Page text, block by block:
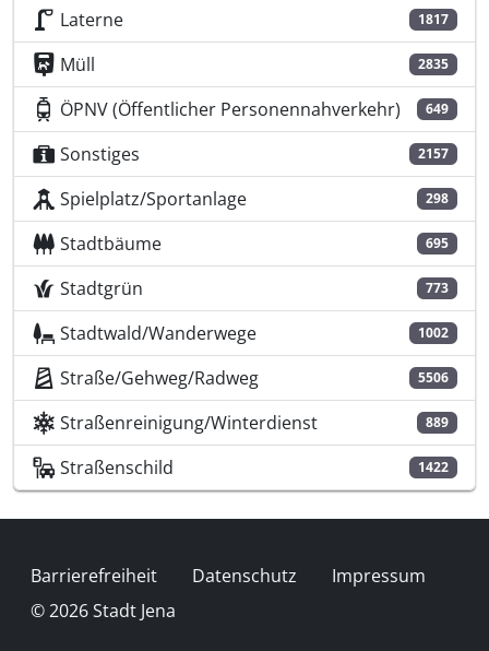
Laterne 1817
Müll 2835
ÖPNV (Öffentlicher Personennahverkehr) 649
Sonstiges 2157
Spielplatz/Sportanlage 298
Stadtbäume 695
Stadtgrün 773
Stadtwald/Wanderwege 1002
Straße/Gehweg/Radweg 5506
Straßenreinigung/Winterdienst 889
Straßenschild 1422
Fußzeile
Barrierefreiheit Datenschutz
Impressum
© 2026 Stadt Jena